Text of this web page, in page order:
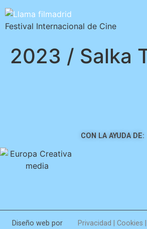
Festival Internacional de Cine
2023 / Salka
CON LA AYUDA DE:
Privacidad |Cookies
Diseño web por